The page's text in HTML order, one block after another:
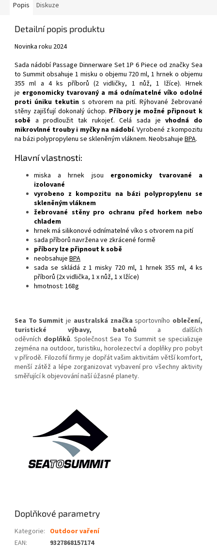
Popis Diskuze
Detailní popis produktu
Novinka roku 2024
Sada nádobí Passage Dinnerware Set 1P 6 Piece od značky Sea
to Summit obsahuje 1 misku o objemu 720 ml, 1 hrnek o objemu
355 ml a 4 ks příborů (2 vidličky, 1 nůž, 1 lžíce). Hrnek
je ergonomicky tvarovaný a má odnímatelné víko odolné
proti úniku tekutin s otvorem na pití. Rýhované žebrované
stěny zajišťují dokonalý úchop. Příbory je možné připnout k
sobě a prodloužit tak rukojeť. Celá sada jevhodná do
mikrovlnné trouby i myčky na nádobí. Vyrobené z kompozitu
na bázi polypropylenu se skleněným vláknem. Neobsahuje BPA.
Hlavní vlastnosti:
miska a hrnek jsou ergonomicky tvarované a
izolované
vyrobeno z kompozitu na bázi polypropylenu se
skleněným vláknem
žebrované stěny pro ochranu před horkem nebo
chladem
hrnek má silikonové odnímatelné víko s otvorem na pití
sada příborů navržena ve zkrácené formě
příbory lze připnout k sobě
neobsahuje BPA
sada se skládá z 1 misky 720 ml, 1 hrnek 355 ml, 4 ks
příborů (2x vidlička, 1 x nůž, 1 x lžíce)
hmotnost: 168g
Sea To Summit je australská značka sportovního oblečení,
turistické výbavy, batohů a dalších
oděvních doplňků. Společnost Sea To Summit se specializuje
zejména na outdoor, turistiku, horolezectví a doplňky pro pobyt
v přírodě. Filozofií firmy je dopřát vašim aktivitám větší komfort,
menší zátěž a lépe zorganizovat vybavení pro všechny aktivity
směřující k objevování naší úžasné planety.
Doplňkové parametry
Kategorie: Outdoor vaření
EAN: 9327868157174